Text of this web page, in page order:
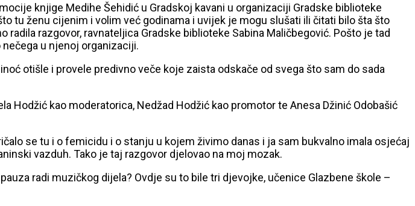
knjige Medihe Šehidić u Gradskoj kavani u organizaciji Gradske biblioteke
tu ženu cijenim i volim već godinama i uvijek je mogu slušati ili čitati bilo šta što
razgovor, ravnateljica Gradske biblioteke Sabina Maličbegović. Pošto je tad
u njenoj organizaciji.
otišle i provele predivno veče koje zaista odskače od svega što sam do sada
Hodžić kao moderatorica, Nedžad Hodžić kao promotor te Anesa Džinić Odobašić
se tu i o femicidu i o stanju u kojem živimo danas i ja sam bukvalno imala osjećaj
vazduh. Tako je taj razgovor djelovao na moj mozak.
radi muzičkog dijela? Ovdje su to bile tri djevojke, učenice Glazbene škole –